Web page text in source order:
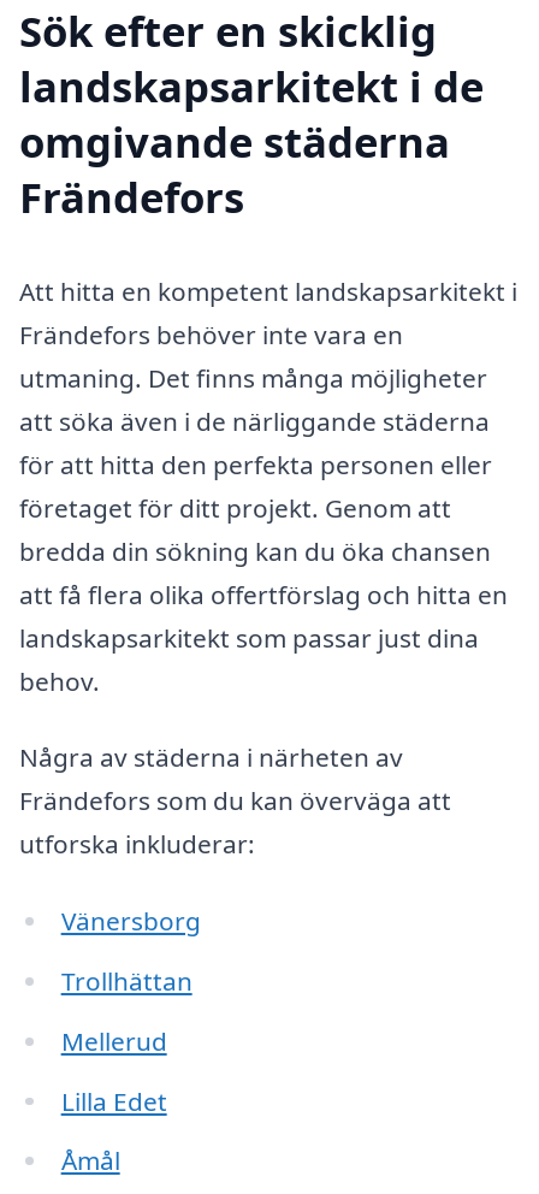
Sök efter en skicklig
landskapsarkitekt i de
omgivande städerna
Frändefors
Att hitta en kompetent landskapsarkitekt i
Frändefors behöver inte vara en
utmaning. Det finns många möjligheter
att söka även i de närliggande städerna
för att hitta den perfekta personen eller
företaget för ditt projekt. Genom att
bredda din sökning kan du öka chansen
att få flera olika offertförslag och hitta en
landskapsarkitekt som passar just dina
behov.
Några av städerna i närheten av
Frändefors som du kan överväga att
utforska inkluderar:
Vänersborg
Trollhättan
Mellerud
Lilla Edet
Åmål